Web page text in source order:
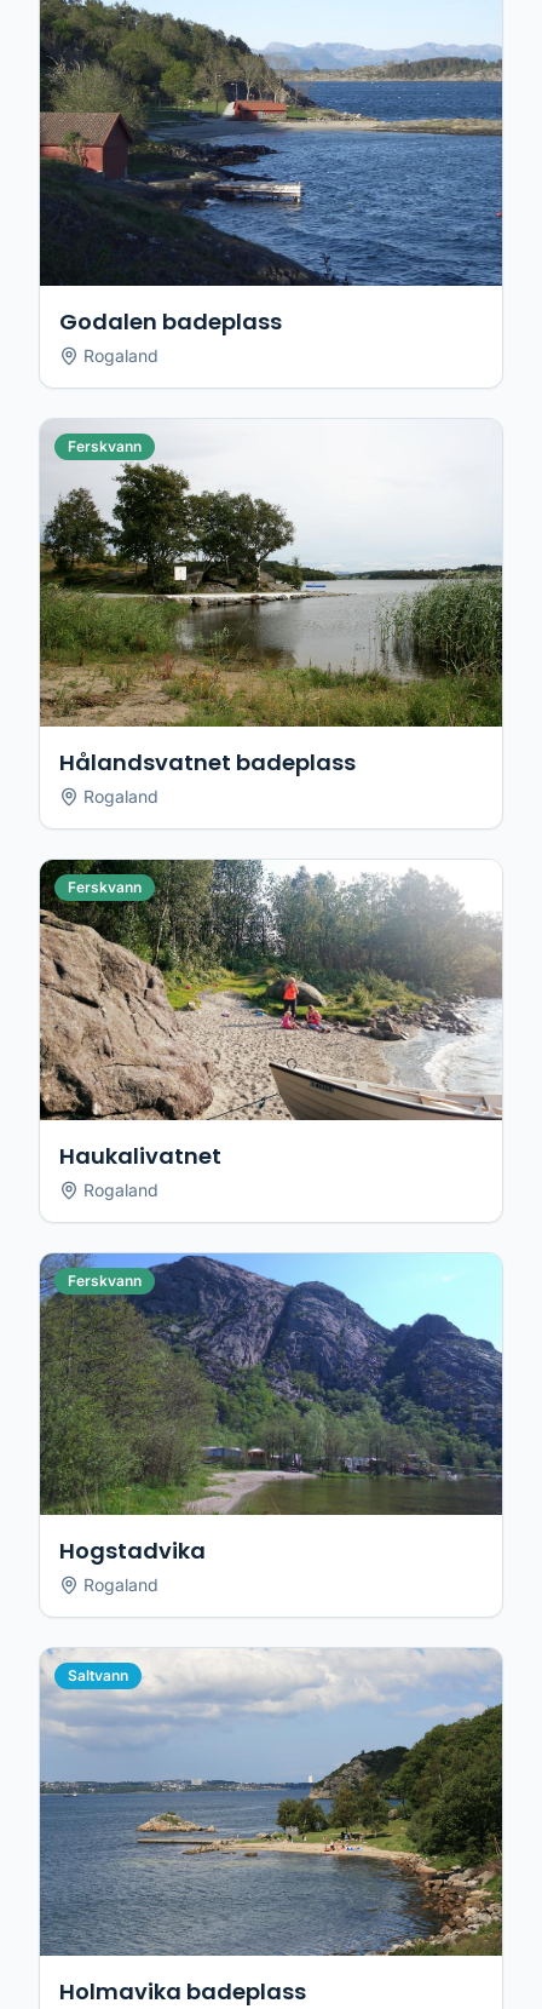
Godalen badeplass
Rogaland
Ferskvann
Hålandsvatnet badeplass
Rogaland
Ferskvann
Haukalivatnet
Rogaland
Ferskvann
Hogstadvika
Rogaland
Saltvann
Holmavika badeplass